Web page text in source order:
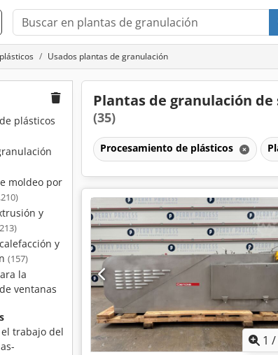
Usados plantas de granulación
plásticos
moldeo por
y
y
(157)
la
ventanas
trabajo del
Plantas de granulación
(35)
Procesamiento de plásticos
1 /